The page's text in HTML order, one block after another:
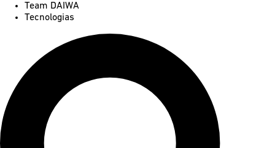
Team DAIWA
Tecnologias